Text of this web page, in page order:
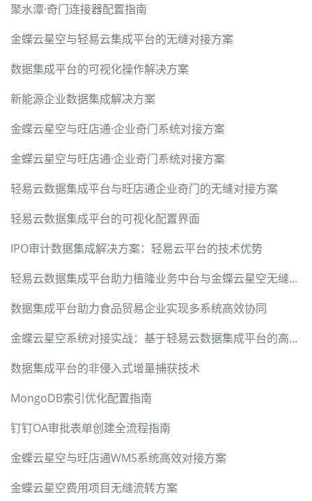
聚水潭·奇门连接器配置指南
金蝶云星空与轻易云集成平台的无缝对接方案
数据集成平台的可视化操作解决方案
新能源企业数据集成解决方案
金蝶云星空与旺店通·企业奇门系统对接方案
金蝶云星空与旺店通·企业奇门系统对接方案
轻易云数据集成平台与旺店通企业奇门的无缝对接方案
轻易云数据集成平台的可视化配置界面
IPO审计数据集成解决方案：轻易云平台的技术优势
轻易云数据集成平台助力植隆业务中台与金蝶云星空无缝集成
数据集成平台助力食品贸易企业实现多系统高效协同
金蝶云星空系统对接实战：基于轻易云数据集成平台的高效解决方案
数据集成平台的非侵入式增量捕获技术
MongoDB索引优化配置指南
钉钉OA审批表单创建全流程指南
金蝶云星空与旺店通WMS系统高效对接方案
金蝶云星空费用项目无缝流转方案